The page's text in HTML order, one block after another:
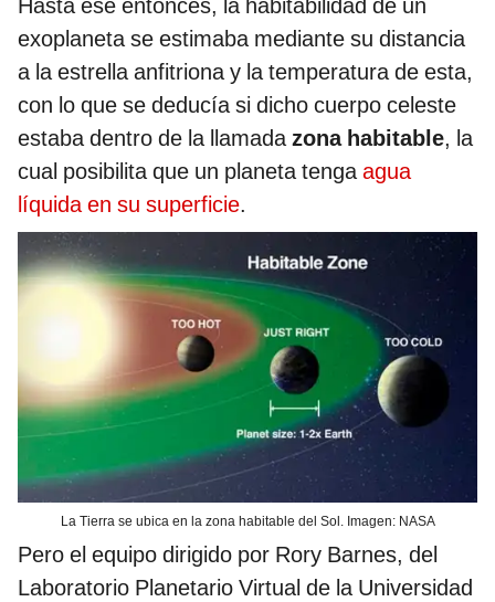
Hasta ese entonces, la habitabilidad de un
exoplaneta se estimaba mediante su distancia
a la estrella anfitriona y la temperatura de esta,
con lo que se deducía si dicho cuerpo celeste
estaba dentro de la llamadazona habitable, la
cual posibilita que un planeta tengaagua
líquida en su superficie.
La Tierra se ubica en la zona habitable del Sol. Imagen: NASA
Pero el equipo dirigido por Rory Barnes, del
Laboratorio Planetario Virtual de la Universidad